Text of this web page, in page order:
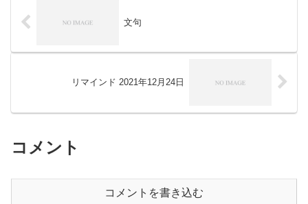
文句
リマインド 2021年12月24日
コメント
コメントを書き込む